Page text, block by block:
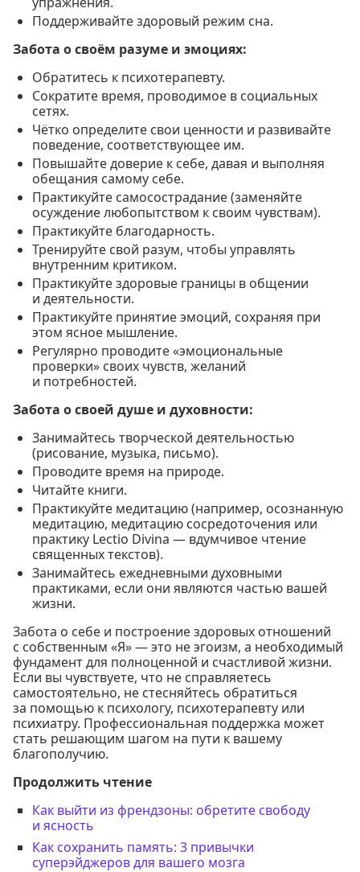
Поддерживайте здоровый режим сна.
Забота о своём разуме и эмоциях:
Обратитесь к психотерапевту.
Сократите время, проводимое в социальных
сетях.
Чётко определите свои ценности и развивайте
поведение, соответствующее им.
Повышайте доверие к себе, давая и выполняя
обещания самому себе.
Практикуйте самосострадание (заменяйте
осуждение любопытством к своим чувствам).
Практикуйте благодарность.
Тренируйте свой разум, чтобы управлять
внутренним критиком.
Практикуйте здоровые границы в общении
и деятельности.
Практикуйте принятие эмоций, сохраняя при
этом ясное мышление.
Регулярно проводите «эмоциональные
проверки» своих чувств, желаний
и потребностей.
Забота о своей душе и духовности:
Занимайтесь творческой деятельностью
(рисование, музыка, письмо).
Проводите время на природе.
Читайте книги.
Практикуйте медитацию (например, осознанную
медитацию, медитацию сосредоточения или
практику Lectio Divina — вдумчивое чтение
священных текстов).
Занимайтесь ежедневными духовными
практиками, если они являются частью вашей
жизни.
Забота о себе и построение здоровых отношений
с собственным «Я» — это не эгоизм, а необходимый
фундамент для полноценной и счастливой жизни.
Если вы чувствуете, что не справляетесь
самостоятельно, не стесняйтесь обратиться
за помощью к психологу, психотерапевту или
психиатру. Профессиональная поддержка может
стать решающим шагом на пути к вашему
благополучию.
Продолжить чтение
Как выйти из френдзоны: обретите свободу
и ясность
Как сохранить память: 3 привычки
суперэйджеров для вашего мозга